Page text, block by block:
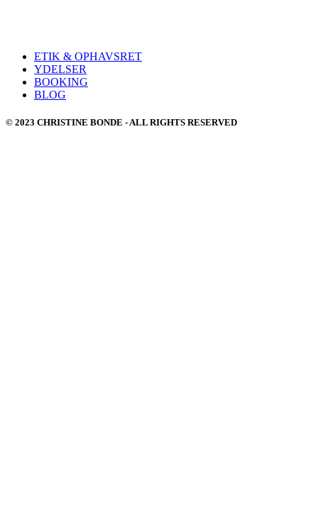
ETIK & OPHAVSRET
YDELSER
BOOKING
BLOG
© 2023 CHRISTINE BONDE - ALL RIGHTS RESERVED